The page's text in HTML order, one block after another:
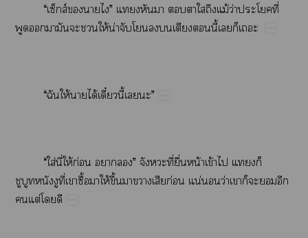
“ส์​​”​​​​​​​​ม้​ว่​​ี่​
​​​​​​ให้​น่​​​​​​​ี้​​​
“​​ให้​​ได้ี๋ี้​​”
“​ใส่​ี่​ให้​ก่​​”​​ี่​ื่​น้​ข้​​​​
​​ี่​​ื้​​ให้​ึ้​​​​ก่​น่​​ว่​​​​​​
​ต่​​